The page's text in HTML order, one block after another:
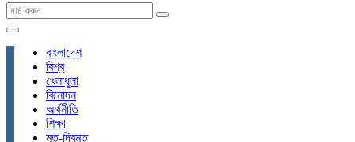
বাংলাদেশ
বিশ্ব
খেলাধুলা
বিনোদন
অর্থনীতি
শিক্ষা
মত-দ্বিমত